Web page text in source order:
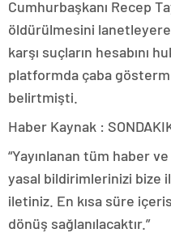
Cumhurbaşkanı Recep
öldürülmesini
karşı suçların hesabını
platformda çaba
belirtmişti.
Haber Kaynak :
“Yayınlanan tüm haber
yasal bildirimlerinizi bize
iletiniz. En kısa süre
dönüş sağlanılacaktır.”